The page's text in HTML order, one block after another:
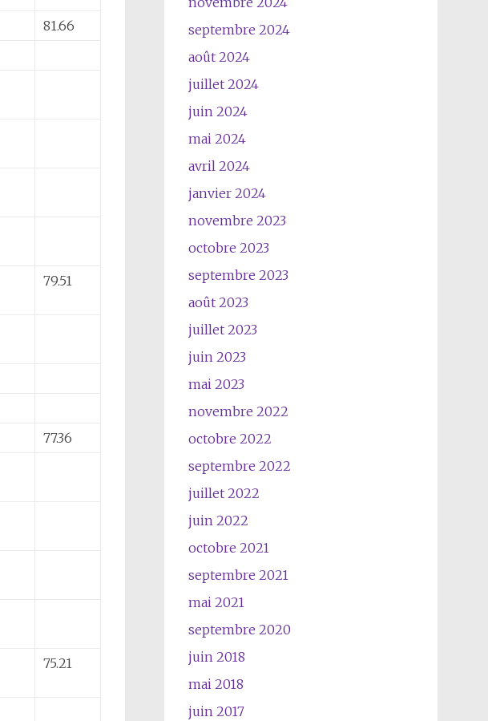
81.66
79.51
77.36
75.21
septembre 2024
août 2024
juillet 2024
juin 2024
mai 2024
avril 2024
janvier 2024
novembre 2023
octobre 2023
septembre 2023
août 2023
juillet 2023
juin 2023
mai 2023
novembre 2022
octobre 2022
septembre 2022
juillet 2022
juin 2022
octobre 2021
septembre 2021
mai 2021
septembre 2020
juin 2018
mai 2018
juin 2017